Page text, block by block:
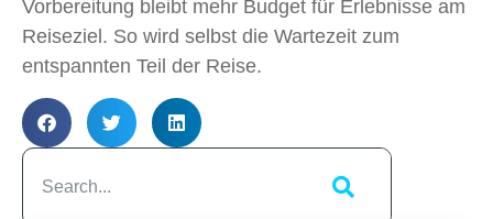
Vorbereitung bleibt mehr Budget für Erlebnisse am
Reiseziel. So wird selbst die Wartezeit zum
entspannten Teil der Reise.